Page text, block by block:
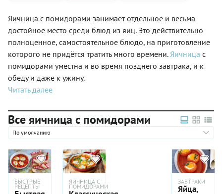
Яичница с помидорами занимает отдельное и весьма
достойное место среди блюд из яиц. Это действительно
полноценное, самостоятельное блюдо, на приготовление
которого не придётся тратить много времени.Яичница с
помидорами уместна и во время позднего завтрака, и к
обеду и даже к ужину.
Читать далее
Все яичница с помидорами
По умолчанию
БЫСТРЫЕ
РЕЦЕПТЫ
ЯИЧНИЦА С
ПОМИДОРАМИ
ЗАВТРАКИ
Яйца,